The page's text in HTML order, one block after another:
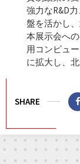
強力なR&D
盤を活かし
本展示会へ
用コンピュ
に拡大し、
SHARE